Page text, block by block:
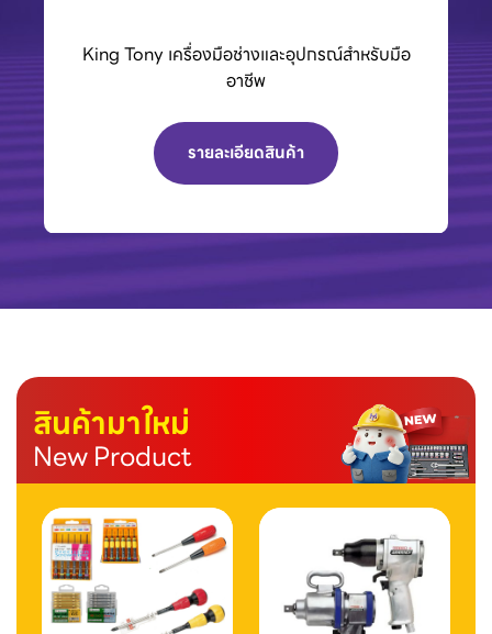
BCC01 กล่องชาร์จแบตเตอรี่ 40Vmax XGT
รายละเอียดสินค้า
สินค้ามาใหม่
New Product